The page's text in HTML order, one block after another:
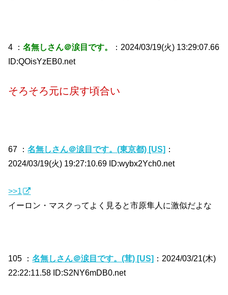
4 ：名無しさん＠涙目です。
：2024/03/19(火) 13:29:07.66
ID:QOisYzEB0.net
そろそろ元に戻す頃合い
67 ：名無しさん＠涙目です。(東京都) [US] ：
2024/03/19(火) 19:27:10.69 ID:wybx2Ych0.net
>>1
イーロン・マスクってよく見ると市原隼人に激似だよな
105 ：名無しさん＠涙目です。(茸) [US] ：2024/03/21(木)
22:22:11.58 ID:S2NY6mDB0.net